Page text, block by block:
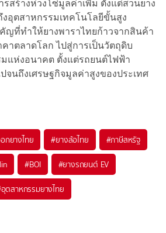
สร้างห่วงโซ่มูลค่าเพิ่ม ตั้งแต่สวนยาง
งอุตสาหกรรมเทคโนโลยีขั้นสูง
ญที่ทำให้ยางพาราไทยก้าวจากสินค้า
าตลาดโลก ไปสู่การเป็นวัตถุดิบ
แห่งอนาคต ตั้งแต่รถยนต์ไฟฟ้า
จนถึงเศรษฐกิจมูลค่าสูงของประเทศ
กยางไทย #ยางล้อไทย #ภาษีสหรัฐ
#BOI #ยางรถยนต์ EV
อุตสาหกรรมยางไทย